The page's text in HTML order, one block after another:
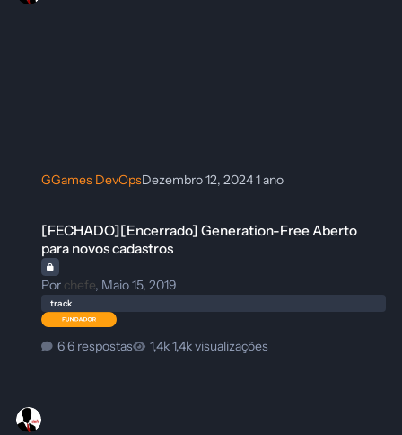
GGames DevOpsDezembro 12, 20241 ano
[FECHADO][Encerrado] Generation-Free Aberto
para novos cadastros
Por chefe, Maio 15, 2019
track
6 respostas 1,4k visualizações